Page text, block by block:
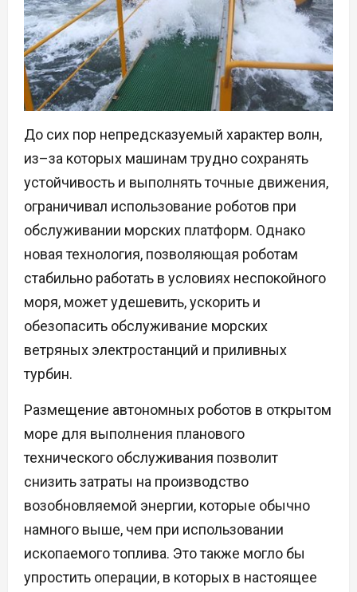
До сих пор непредсказуемый характер волн,
из–за которых машинам трудно сохранять
устойчивость и выполнять точные движения,
ограничивал использование роботов при
обслуживании морских платформ. Однако
новая технология, позволяющая роботам
стабильно работать в условиях неспокойного
моря, может удешевить, ускорить и
обезопасить обслуживание морских
ветряных электростанций и приливных
турбин.
Размещение автономных роботов в открытом
море для выполнения планового
технического обслуживания позволит
снизить затраты на производство
возобновляемой энергии, которые обычно
намного выше, чем при использовании
ископаемого топлива. Это также могло бы
упростить операции, в которых в настоящее